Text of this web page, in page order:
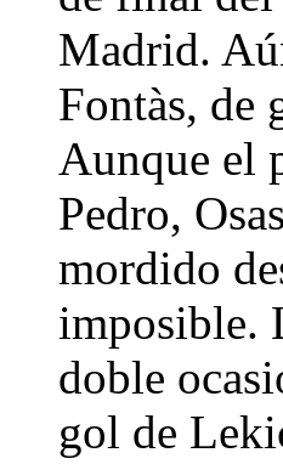
Madrid.
Fontàs, de
Aunque el
Pedro,
mordido
imposible.
doble
gol de